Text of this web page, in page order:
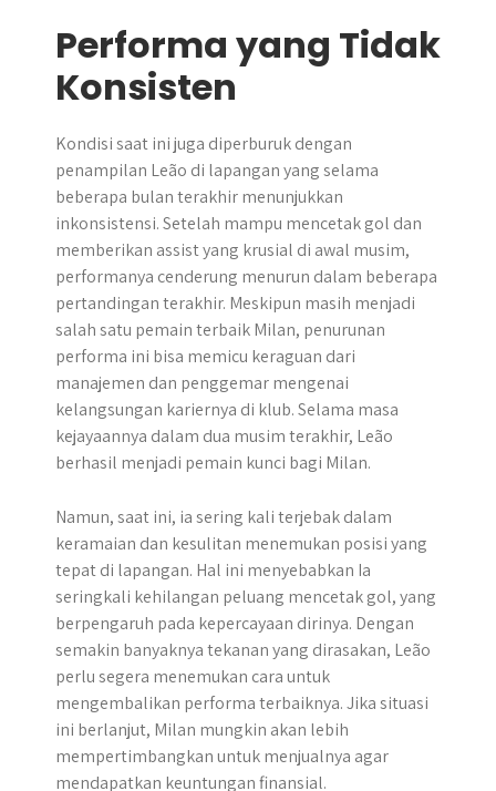
Performa yang Tidak
Konsisten
Kondisi saat ini juga diperburuk dengan
penampilan Leão di lapangan yang selama
beberapa bulan terakhir menunjukkan
inkonsistensi. Setelah mampu mencetak gol dan
memberikan assist yang krusial di awal musim,
performanya cenderung menurun dalam beberapa
pertandingan terakhir. Meskipun masih menjadi
salah satu pemain terbaik Milan, penurunan
performa ini bisa memicu keraguan dari
manajemen dan penggemar mengenai
kelangsungan kariernya di klub. Selama masa
kejayaannya dalam dua musim terakhir, Leão
berhasil menjadi pemain kunci bagi Milan.
Namun, saat ini, ia sering kali terjebak dalam
keramaian dan kesulitan menemukan posisi yang
tepat di lapangan. Hal ini menyebabkan Ia
seringkali kehilangan peluang mencetak gol, yang
berpengaruh pada kepercayaan dirinya. Dengan
semakin banyaknya tekanan yang dirasakan, Leão
perlu segera menemukan cara untuk
mengembalikan performa terbaiknya. Jika situasi
ini berlanjut, Milan mungkin akan lebih
mempertimbangkan untuk menjualnya agar
mendapatkan keuntungan finansial.